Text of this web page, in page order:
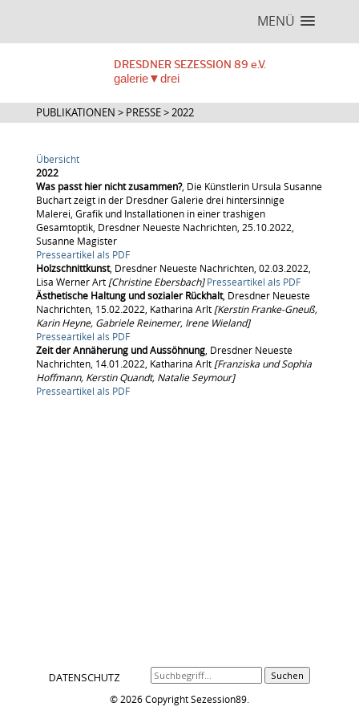
MENÜ
DRESDNER SEZESSION 89 e.V.
galerie▼drei
PUBLIKATIONEN > PRESSE > 2022
Übersicht
2022
Was passt hier nicht zusammen?, Die Künstlerin Ursula Susanne
Buchart zeigt in der Dresdner Galerie drei hintersinnige
Malerei, Grafik und Installationen in einer trashigen
Gesamtoptik, Dresdner Neueste Nachrichten, 25.10.2022,
Susanne Magister
Presseartikel als PDF
Holzschnittkunst, Dresdner Neueste Nachrichten, 02.03.2022,
Lisa Werner Art [Christine Ebersbach] Presseartikel als PDF
Ästhetische Haltung und sozialer Rückhalt, Dresdner Neueste
Nachrichten, 15.02.2022, Katharina Arlt [Kerstin Franke-Gneuß,
Karin Heyne, Gabriele Reinemer, Irene Wieland]
Presseartikel als PDF
Zeit der Annäherung und Aussöhnung, Dresdner Neueste
Nachrichten, 14.01.2022, Katharina Arlt [Franziska und Sophia
Hoffmann, Kerstin Quandt, Natalie Seymour]
Presseartikel als PDF
DATENSCHUTZ Suchen
© 2026 Copyright Sezession89.